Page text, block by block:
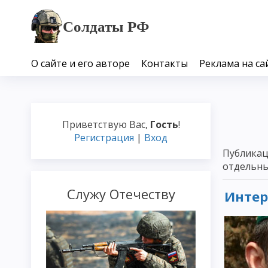
Солдаты РФ
О сайте и его авторе Контакты Реклама на
Приветствую Вас, Гость!
Регистрация | Вход
Служу Отечеству